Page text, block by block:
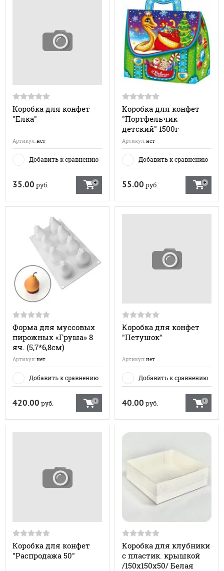
Коробка для конфет
"Елка"
Артикул:нет
Добавить к сравнению
35.00 руб.
Коробка для конфет
"Портфельчик
детский" 1500г
Артикул:нет
Добавить к сравнению
55.00 руб.
Форма для муссовых
пирожных «Груша» 8
яч. (5,7*6,8см)
Артикул:нет
Добавить к сравнению
420.00 руб.
Коробка для конфет
"Петушок"
Артикул:нет
Добавить к сравнению
40.00 руб.
Коробка для конфет
"Распродажа 50"
Коробка для клубники
с пластик. крышкой
/150х150х50/ Белая